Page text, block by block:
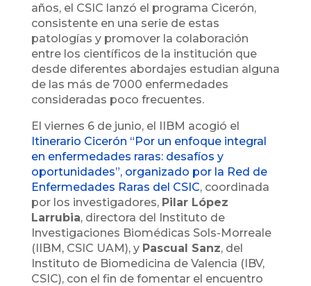
años, el CSIC lanzó el programa Cicerón,
consistente en una serie de estas
patologías y promover la colaboración
entre los científicos de la institución que
desde diferentes abordajes estudian alguna
de las más de 7000 enfermedades
consideradas poco frecuentes.
El viernes 6 de junio, el IIBM acogió el
Itinerario Cicerón “Por un enfoque integral
en enfermedades raras: desafíos y
oportunidades”, organizado por la Red de
Enfermedades Raras del CSIC, coordinada
por los investigadores, Pilar López
Larrubia, directora del Instituto de
Investigaciones Biomédicas Sols-Morreale
(IIBM, CSIC UAM), y Pascual Sanz, del
Instituto de Biomedicina de Valencia (IBV,
CSIC), con el fin de fomentar el encuentro